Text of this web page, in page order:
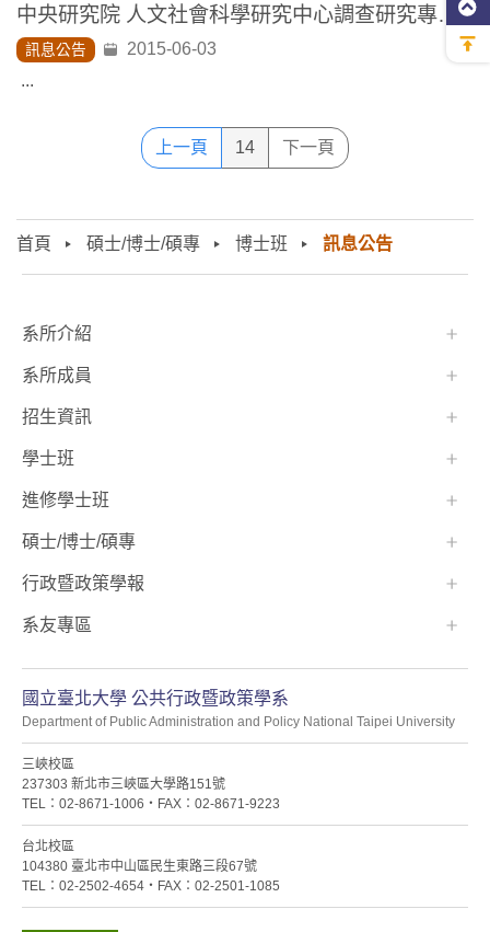
首頁 碩士/博士/碩專 博士班 訊息公告
中央研究院 人文社會科學研究中心調查研究專題中心徵碩博士獎助生一名
訊息公告
2015-06-03
...
上一頁 14 下一頁
:::
國立臺北大學 公共行政暨政策學系
Department of Public Administration and Policy National Taipei University
三峽校區
237303 新北市三峽區大學路151號
TEL：02-8671-1006・FAX：02-8671-9223
台北校區
104380 臺北市中山區民生東路三段67號
TEL：02-2502-4654・FAX：02-2501-1085
系所介紹
系所成員
招生資訊
學士班⠀⠀
進修學士班
碩士/博士/碩專
行政暨政策學報
系友專區